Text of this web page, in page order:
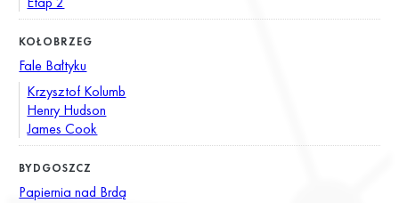
KOŁOBRZEG
Fale Bałtyku
Krzysztof Kolumb
Henry Hudson
James Cook
BYDGOSZCZ
Papiernia nad Brdą